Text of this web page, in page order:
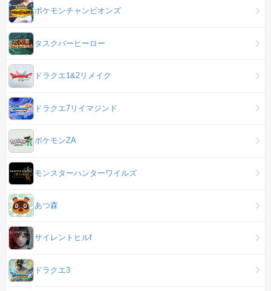
ポケモンチャンピオンズ
タスクバーヒーロー
ドラクエ1&2リメイク
ドラクエ7リイマジンド
ポケモンZA
モンスターハンターワイルズ
あつ森
サイレントヒルf
ドラクエ3